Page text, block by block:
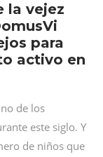
la vejez
para
activo en
de los
este siglo. Y
de niños que